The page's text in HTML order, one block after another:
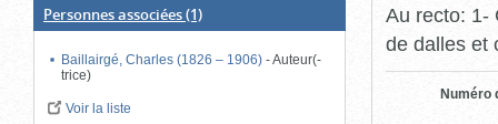
Personnes associées(1)
Baillairgé, Charles (1826 – 1906)-Auteur(-
trice)
Voir la liste
Au recto: 1-
de dalles et
Numéro